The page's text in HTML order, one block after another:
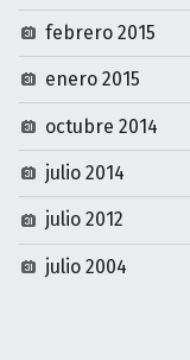
febrero 2015
enero 2015
octubre 2014
julio 2014
julio 2012
julio 2004